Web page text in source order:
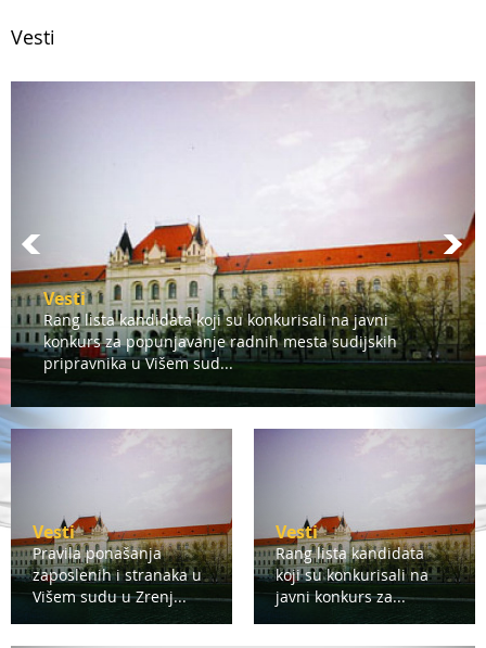
Vesti
Vesti
Rang lista kandidata koji su konkurisali na javni
konkurs za popunjavanje radnih mesta sudijskih
pripravnika u Višem sud...
Vesti
Pravila ponašanja
zaposlenih i stranaka u
Višem sudu u Zrenj...
Vesti
Rang lista kandidata
koji su konkurisali na
javni konkurs za...